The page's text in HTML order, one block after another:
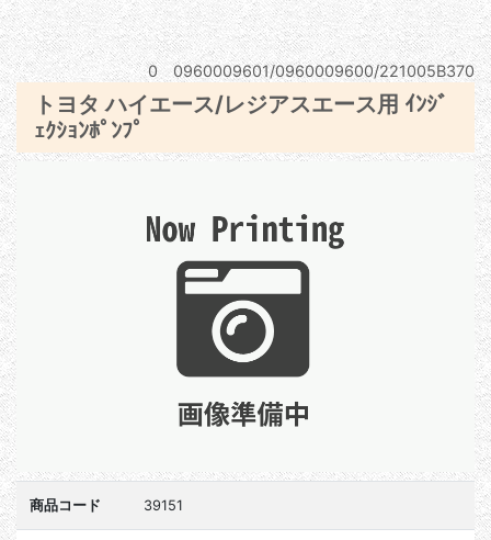
0 0960009601/0960009600/221005B370
トヨタ ハイエース/レジアスエース用 ｲﾝｼﾞ
ｪｸｼｮﾝﾎﾟﾝﾌﾟ
商品コード 39151